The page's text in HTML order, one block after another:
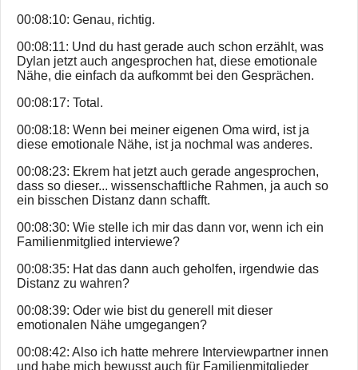
00:08:10: Genau, richtig.
00:08:11: Und du hast gerade auch schon erzählt, was
Dylan jetzt auch angesprochen hat, diese emotionale
Nähe, die einfach da aufkommt bei den Gesprächen.
00:08:17: Total.
00:08:18: Wenn bei meiner eigenen Oma wird, ist ja
diese emotionale Nähe, ist ja nochmal was anderes.
00:08:23: Ekrem hat jetzt auch gerade angesprochen,
dass so dieser... wissenschaftliche Rahmen, ja auch so
ein bisschen Distanz dann schafft.
00:08:30: Wie stelle ich mir das dann vor, wenn ich ein
Familienmitglied interviewe?
00:08:35: Hat das dann auch geholfen, irgendwie das
Distanz zu wahren?
00:08:39: Oder wie bist du generell mit dieser
emotionalen Nähe umgegangen?
00:08:42: Also ich hatte mehrere Interviewpartner innen
und habe mich bewusst auch für Familienmitglieder